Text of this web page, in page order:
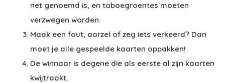
net genoemd is, en taboegroentes moeten
verzwegen worden.
Maak een fout, aarzel of zeg iets verkeerd? Dan
moet je alle gespeelde kaarten oppakken!
De winnaar is degene die als eerste al zijn kaarten
kwijtraakt.